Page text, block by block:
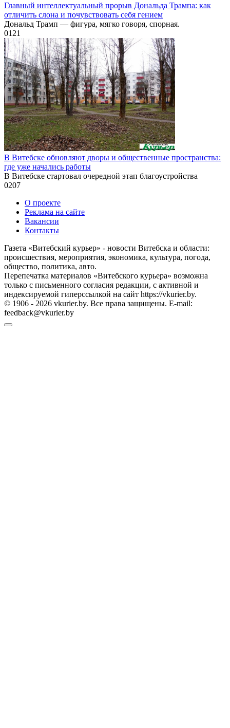
Главный интеллектуальный прорыв Дональда Трампа: как
отличить слона и почувствовать себя гением
Дональд Трамп — фигура, мягко говоря, спорная.
0121
В Витебске обновляют дворы и общественные пространства:
где уже начались работы
В Витебске стартовал очередной этап благоустройства
0207
О проекте
Реклама на сайте
Вакансии
Контакты
Газета «Витебский курьер» - новости Витебска и области:
происшествия, мероприятия, экономика, культура, погода,
общество, политика, авто.
Перепечатка материалов «Витебского курьера» возможна
только с письменного согласия редакции, с активной и
индексируемой гиперссылкой на сайт https://vkurier.by.
© 1906 - 2026 vkurier.by. Все права защищены. E-mail:
feedback@vkurier.by